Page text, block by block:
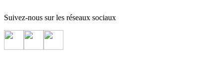
Suivez-nous sur les réseaux sociaux